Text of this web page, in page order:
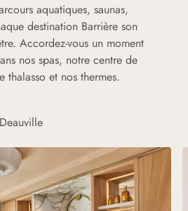
aquatiques, saunas,
destination Barrière son
Accordez-vous un moment
nos spas, notre centre de
thalasso et nos thermes.
Deauville